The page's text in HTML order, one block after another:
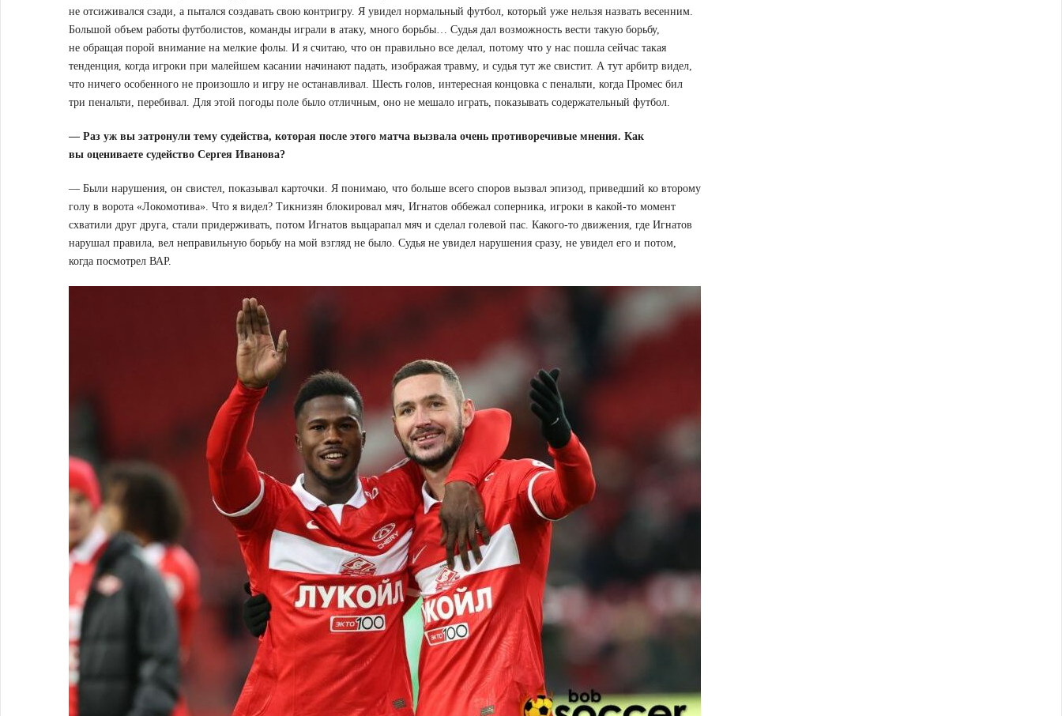
не отсиживался сзади, а пытался создавать свою контригру. Я увидел нормальный футбол, который уже нельзя назвать весенним.
Большой объем работы футболистов, команды играли в атаку, много борьбы… Судья дал возможность вести такую борьбу,
не обращая порой внимание на мелкие фолы. И я считаю, что он правильно все делал, потому что у нас пошла сейчас такая
тенденция, когда игроки при малейшем касании начинают падать, изображая травму, и судья тут же свистит. А тут арбитр видел,
что ничего особенного не произошло и игру не останавливал. Шесть голов, интересная концовка с пенальти, когда Промес бил
три пенальти, перебивал. Для этой погоды поле было отличным, оно не мешало играть, показывать содержательный футбол.
— Раз уж вы затронули тему судейства, которая после этого матча вызвала очень противоречивые мнения. Как
вы оцениваете судейство Сергея Иванова?
— Были нарушения, он свистел, показывал карточки. Я понимаю, что больше всего споров вызвал эпизод, приведший ко второму
голу в ворота «Локомотива». Что я видел? Тикнизян блокировал мяч, Игнатов оббежал соперника, игроки в какой-то момент
схватили друг друга, стали придерживать, потом Игнатов выцарапал мяч и сделал голевой пас. Какого-то движения, где Игнатов
нарушал правила, вел неправильную борьбу на мой взгляд не было. Судья не увидел нарушения сразу, не увидел его и потом,
когда посмотрел ВАР.